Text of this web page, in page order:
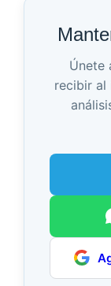
Únete
recibir al